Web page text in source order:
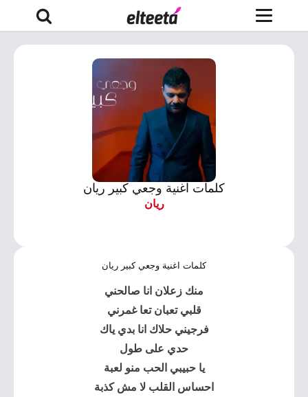
كلمات اغنية وجعي كبير ريان
ريان
كلمات اغنية وجعي كبير ريان
منك زعلان انا صالحني
قلبي تعبان تعا غمرني
فرجيني حلاك انا بدي ياك
حدي على طول
يا حبيبي الحب منو لعبة
احساس القلب لا مش كذبة